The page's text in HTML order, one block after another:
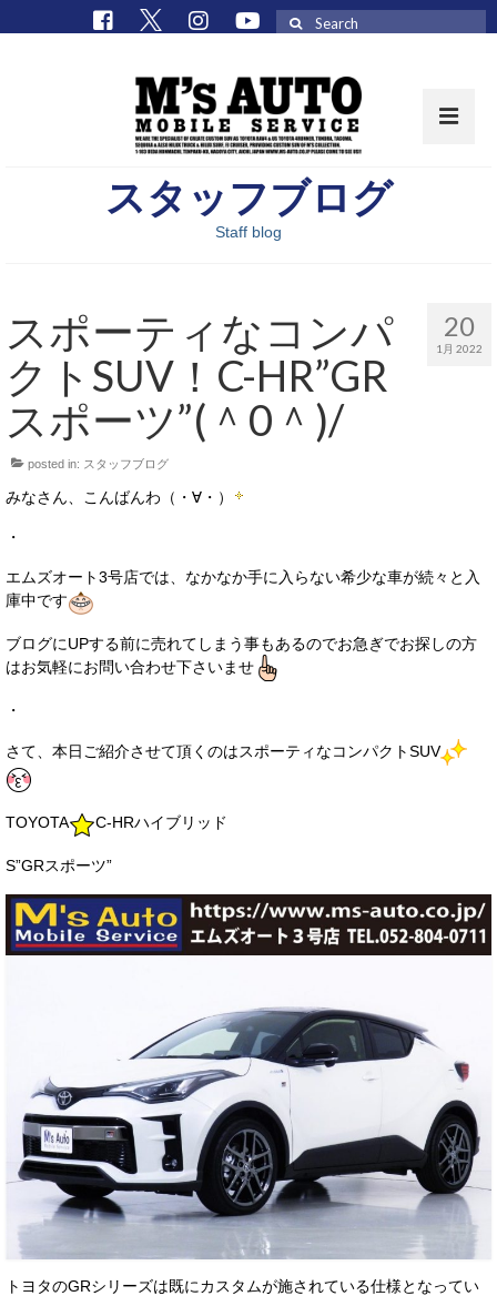
取扱車種一覧
M’sCollectionパーツ一覧
エムズオート
M’sCollection
エムズオートとは
店舗情報
店舗情報
トップメッセージ
ブログ
ニュース
お問い合わせ
メールフォーム
電話はこちら
スタッフブログ
Staff blog
20
1月 2022
スポーティなコンパ
クトSUV！C-HR”GR
スポーツ”(＾0＾)/
posted in: スタッフブログ
みなさん、こんばんわ（・∀・）
・
エムズオート3号店では、なかなか手に入らない希少な車が続々と入
庫中です
ブログにUPする前に売れてしまう事もあるのでお急ぎでお探しの方
はお気軽にお問い合わせ下さいませ
・
さて、本日ご紹介させて頂くのはスポーティなコンパクトSUV
TOYOTA C-HRハイブリッド
S”GRスポーツ”
トヨタのGRシリーズは既にカスタムが施されている仕様となってい